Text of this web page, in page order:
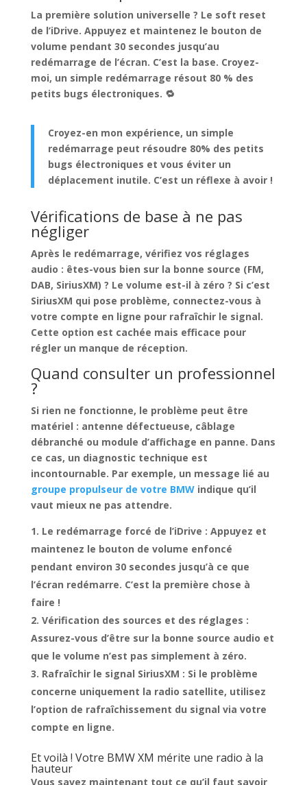
La première solution universelle ? Le soft reset
de l’iDrive. Appuyez et maintenez le bouton de
volume pendant 30 secondes jusqu’au
redémarrage de l’écran. C’est la base. Croyez-
moi, un simple redémarrage résout 80 % des
petits bugs électroniques. 🔁
Croyez-en mon expérience, un simple
redémarrage peut résoudre 80% des petits
bugs électroniques et vous éviter un
déplacement inutile. C’est un réflexe à avoir !
Vérifications de base à ne pas
négliger
Après le redémarrage, vérifiez vos réglages
audio : êtes-vous bien sur la bonne source (FM,
DAB, SiriusXM) ? Le volume est-il à zéro ? Si c’est
SiriusXM qui pose problème, connectez-vous à
votre compte en ligne pour rafraîchir le signal.
Cette option est cachée mais efficace pour
régler un manque de réception.
Quand consulter un professionnel
?
Si rien ne fonctionne, le problème peut être
matériel : antenne défectueuse, câblage
débranché ou module d’affichage en panne. Dans
ce cas, un diagnostic technique est
incontournable. Par exemple, un message lié au
groupe propulseur de votre BMWindique qu’il
vaut mieux ne pas attendre.
Le redémarrage forcé de l’iDrive : Appuyez et
maintenez le bouton de volume enfoncé
pendant environ 30 secondes jusqu’à ce que
l’écran redémarre. C’est la première chose à
faire !
Vérification des sources et des réglages :
Assurez-vous d’être sur la bonne source audio et
que le volume n’est pas simplement à zéro.
Rafraîchir le signal SiriusXM : Si le problème
concerne uniquement la radio satellite, utilisez
l’option de rafraîchissement du signal via votre
compte en ligne.
Et voilà ! Votre BMW XM mérite une radio à la
hauteur
Vous savez maintenant tout ce qu’il faut savoir